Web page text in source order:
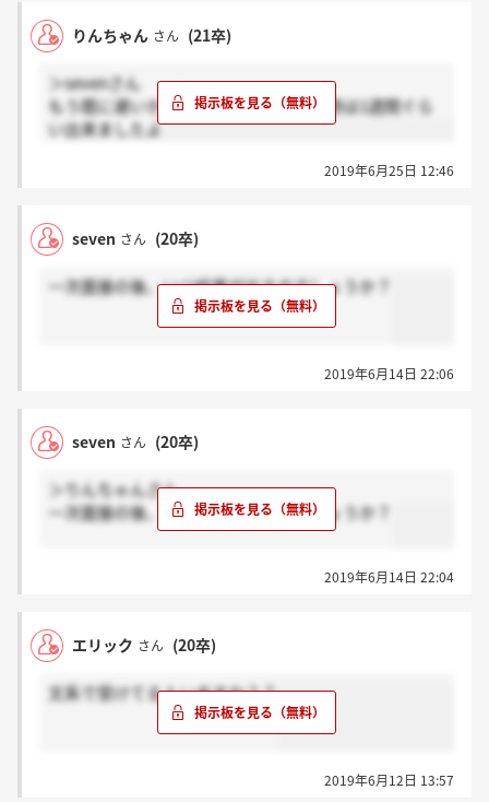
りんちゃん さん (21卒)
＞sevenさん
もう既に遅いかもしれませんが、私の時は1週間ぐら
い出来ましたよ
2019年6月25日 12:46
seven さん (20卒)
一次面接の後、いつ結果が出るのでしょうか？
2019年6月14日 22:06
seven さん (20卒)
＞りんちゃんさん
一次面接の後、いつ結果が出るのでしょうか？
2019年6月14日 22:04
エリック さん (20卒)
文系で受けてる人いますか？？
2019年6月12日 13:57